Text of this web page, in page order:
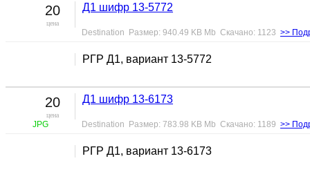
20
цена
Д1 шифр 13-5772
Destination Размер: 940.49 KB Mb Скачано: 1123 >>
РГР Д1, вариант 13-5772
20
цена
JPG
Д1 шифр 13-6173
Destination Размер: 783.98 KB Mb Скачано: 1189 >>
РГР Д1, вариант 13-6173